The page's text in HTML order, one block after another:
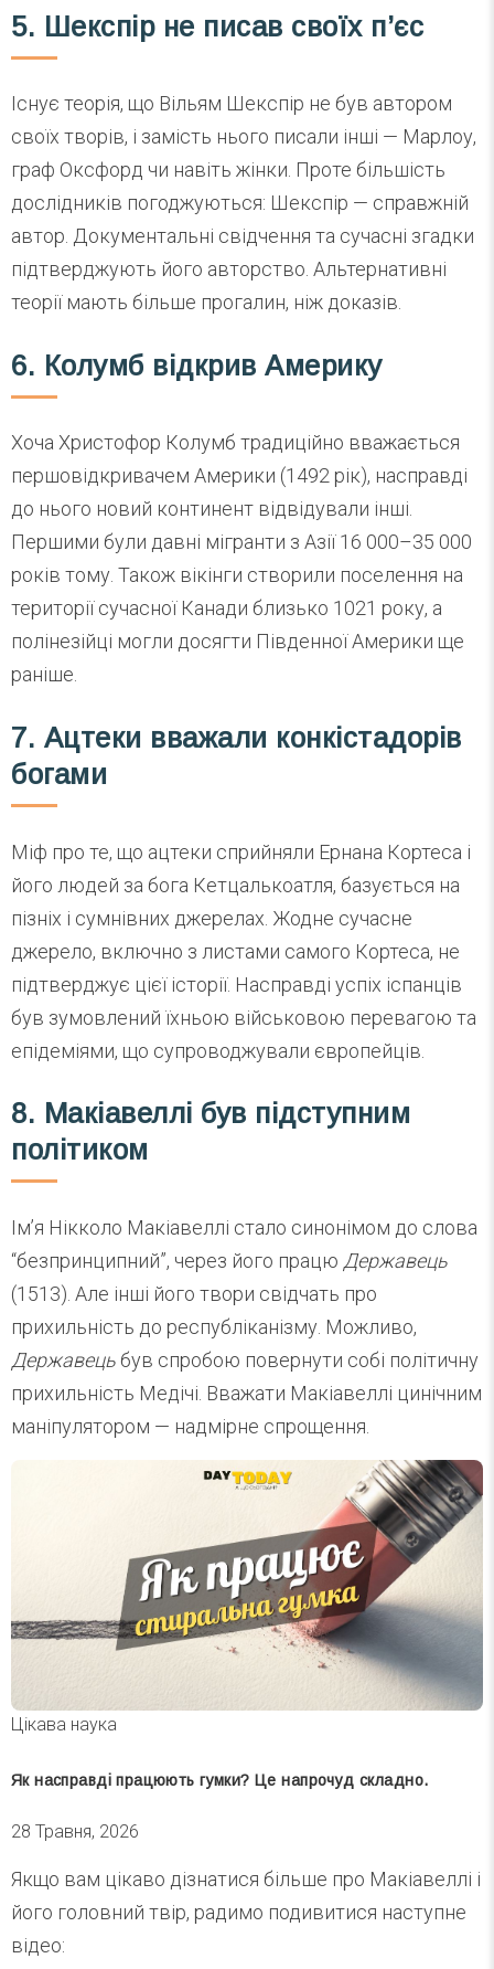
5. Шекспір не писав своїх п’єс
Існує теорія, що Вільям Шекспір не був автором
своїх творів, і замість нього писали інші — Марлоу,
граф Оксфорд чи навіть жінки. Проте більшість
дослідників погоджуються: Шекспір — справжній
автор. Документальні свідчення та сучасні згадки
підтверджують його авторство. Альтернативні
теорії мають більше прогалин, ніж доказів.
6. Колумб відкрив Америку
Хоча Христофор Колумб традиційно вважається
першовідкривачем Америки (1492 рік), насправді
до нього новий континент відвідували інші.
Першими були давні мігранти з Азії 16 000–35 000
років тому. Також вікінги створили поселення на
території сучасної Канади близько 1021 року, а
полінезійці могли досягти Південної Америки ще
раніше.
7. Ацтеки вважали конкістадорів
богами
Міф про те, що ацтеки сприйняли Ернана Кортеса і
його людей за бога Кетцалькоатля, базується на
пізніх і сумнівних джерелах. Жодне сучасне
джерело, включно з листами самого Кортеса, не
підтверджує цієї історії. Насправді успіх іспанців
був зумовлений їхньою військовою перевагою та
епідеміями, що супроводжували європейців.
8. Макіавеллі був підступним
політиком
Ім’я Нікколо Макіавеллі стало синонімом до слова
“безпринципний”, через його працю Державець
(1513). Але інші його твори свідчать про
прихильність до республіканізму. Можливо,
Державецьбув спробою повернути собі політичну
прихильність Медічі. Вважати Макіавеллі цинічним
маніпулятором — надмірне спрощення.
Цікава наука
Як насправді працюють гумки? Це напрочуд складно.
28 Травня, 2026
Якщо вам цікаво дізнатися більше про Макіавеллі і
його головний твір, радимо подивитися наступне
відео: